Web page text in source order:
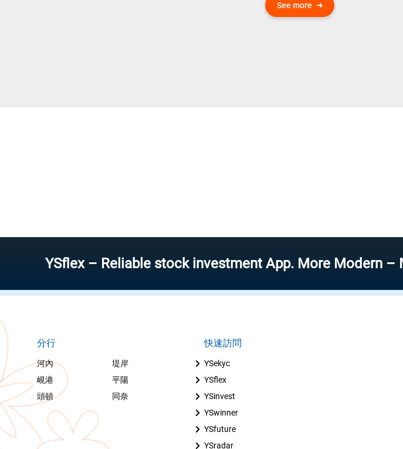
See more
YSflex – Reliable stock investment App. More Modern – More
分行
河內
堤岸
峴港
平陽
頭頓
同奈
快速訪問
YSekyc
YSflex
YSinvest
YSwinner
YSfuture
YSradar